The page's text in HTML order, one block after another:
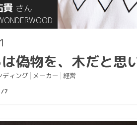
貴 さん
偽物を、木だと思
ディング メーカー 経営
7